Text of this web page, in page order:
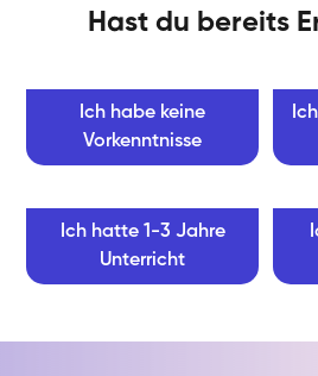
Hast du bereits
Ich habe keine
Vorkenntnisse
Ich hatte 1-3 Jahre
Unterricht